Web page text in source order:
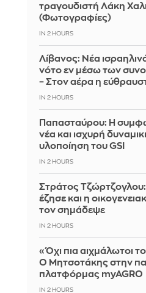
τραγουδιστή Λάκη
(Φωτογραφίες)
IN 2 HOURS
Λίβανος: Νέα
νότο εν μέσω των
– Στον αέρα η
IN 2 HOURS
Παπασταύρου: Η
νέα και ισχυρή
υλοποίηση του GSI
IN 2 HOURS
Στράτος
έζησε και η
τον σημάδεψε
IN 2 HOURS
«Όχι πια αιχμάλωτοι
Ο Μητσοτάκης στην
πλατφόρμας myAGRO
IN 2 HOURS